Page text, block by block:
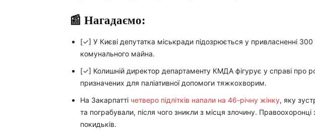
📰 Нагадаємо:
[✓] У Києві депутатка міськради підозрюється у привласненні 300
комунального майна.
[✓] Колишній директор департаменту КМДА фігурує у справі про
призначених для паліативної допомоги тяжкохворим.
На Закарпатті четверо підлітків напали на 46-річну жінку, яку
та пограбували, після чого зникли з місця злочину. Правоохоронці
покидьків.